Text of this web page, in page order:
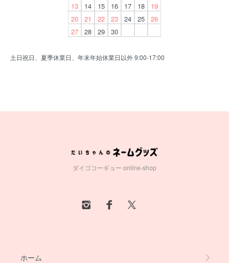
13
14 15 16 17 18
19
20
21 22 23 24 25
26
27
28 29 30
土日祝日、夏季休業日、年末年始休業日以外 9:00-17:00
ダイゴコーギョー online-shop
ホーム